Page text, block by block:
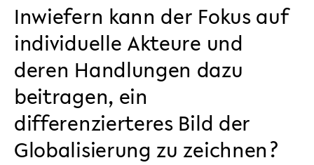
Inwiefern kann der Fokus auf
individuelle Akteure und
deren Handlungen dazu
beitragen, ein
differenzierteres Bild der
Globalisierung zu zeichnen?